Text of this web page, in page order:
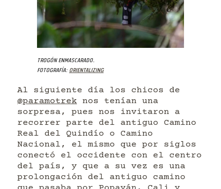
Trogón enmascarado.
Fotografía:Orientalizing
Al siguiente día los chicos de
@paramotrek nos tenían una
sorpresa, pues nos invitaron a
recorrer parte del antiguo Camino
Real del Quindío o Camino
Nacional, el mismo que por siglos
conectó el occidente con el centro
del país, y que a su vez es una
prolongación del antiguo camino